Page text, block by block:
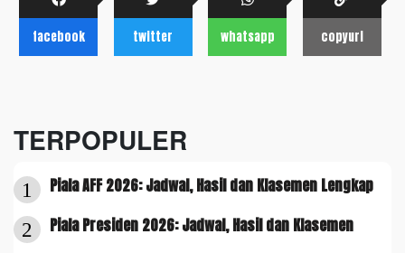
facebook twitter whatsapp copyurl
TERPOPULER
1 Piala AFF 2026: Jadwal, Hasil dan Klasemen Lengkap
2 Piala Presiden 2026: Jadwal, Hasil dan Klasemen